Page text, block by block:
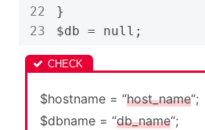
}
$db = null;
$hostname = “host_name“;
$dbname = “db_name“;